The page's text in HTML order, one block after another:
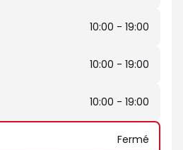
10:00 - 19:00
10:00 - 19:00
10:00 - 19:00
Fermé